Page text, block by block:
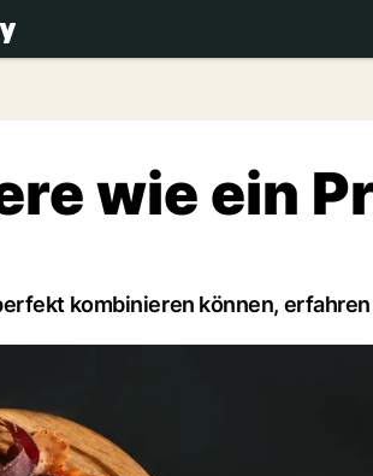
wie ein
kombinieren können, erfahren